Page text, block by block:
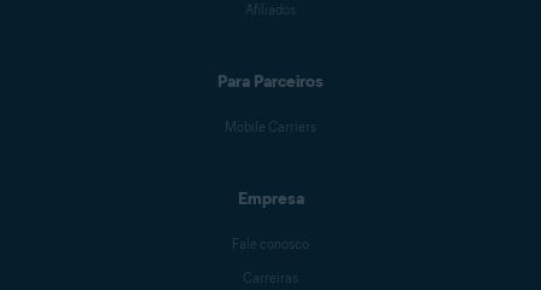
Afiliados
Para Parceiros
Mobile Carriers
Empresa
Fale conosco
Carreiras